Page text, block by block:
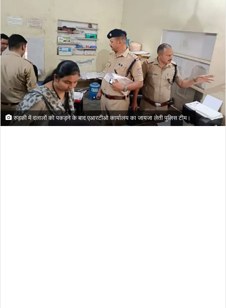
रुड़की में दलालों को पकड़ने के बाद एआरटीओ कार्यालय का जायजा लेती पुलिस टीम।